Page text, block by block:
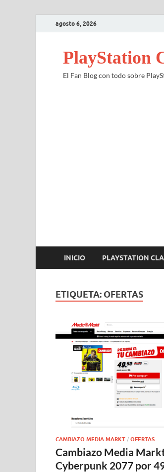
agosto 6, 2026
PlayStation
El Fan Blog con todo sobre
INICIO PLAYSTATION
ETIQUETA: OFERTAS
CAMBIAZO MEDIA MARKT / OFERTAS
Cambiazo Media
Cyberpunk 2077 por